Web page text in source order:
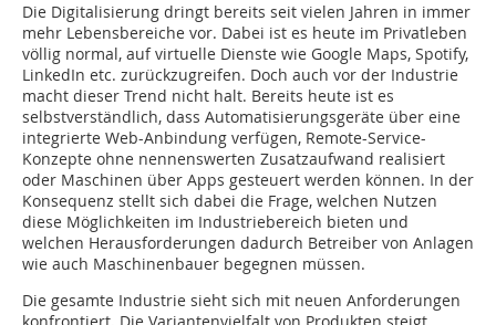
Die Digitalisierung dringt bereits seit vielen Jahren in immer
mehr Lebensbereiche vor. Dabei ist es heute im Privatleben
völlig normal, auf virtuelle Dienste wie Google Maps, Spotify,
LinkedIn etc. zurückzugreifen. Doch auch vor der Industrie
macht dieser Trend nicht halt. Bereits heute ist es
selbstverständlich, dass Automatisierungsgeräte über eine
integrierte Web-Anbindung verfügen, Remote-Service-
Konzepte ohne nennenswerten Zusatzaufwand realisiert
oder Maschinen über Apps gesteuert werden können. In der
Konsequenz stellt sich dabei die Frage, welchen Nutzen
diese Möglichkeiten im Industriebereich bieten und
welchen Herausforderungen dadurch Betreiber von Anlagen
wie auch Maschinenbauer begegnen müssen.
Die gesamte Industrie sieht sich mit neuen Anforderungen